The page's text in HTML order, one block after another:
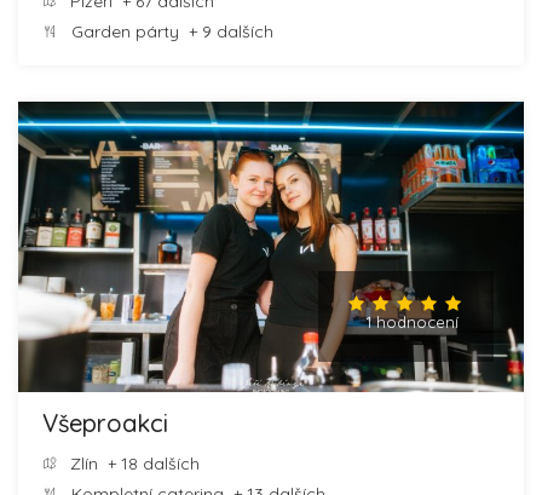
Garden párty + 9 dalších
1 hodnocení
Všeproakci
Zlín + 18 dalších